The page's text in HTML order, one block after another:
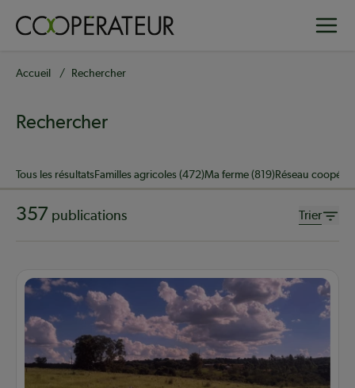
principal
Fil
Accueil Rechercher
Rechercher
Tous les résultatsFamilles agricoles (472)Ma ferme (819)Réseau
357 publications Trier